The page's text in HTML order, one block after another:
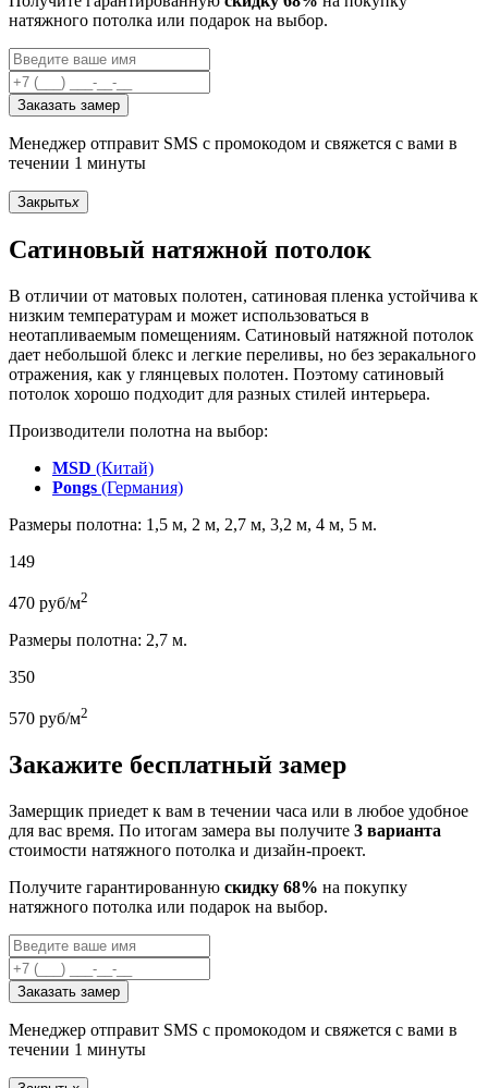
натяжного потолка или подарок на выбор.
Заказать замер
Менеджер отправит SMS с промокодом и свяжется с вами в
течении 1 минуты
Закрытьx
Сатиновый натяжной потолок
В отличии от матовых полотен, сатиновая пленка устойчива к
низким температурам и может использоваться в
неотапливаемым помещениям. Сатиновый натяжной потолок
дает небольшой блекс и легкие переливы, но без зеракального
отражения, как у глянцевых полотен. Поэтому сатиновый
потолок хорошо подходит для разных стилей интерьера.
Производители полотна на выбор:
MSD (Китай)
Pongs (Германия)
Размеры полотна: 1,5 м, 2 м, 2,7 м, 3,2 м, 4 м, 5 м.
149
470 руб/м2
Размеры полотна: 2,7 м.
350
570 руб/м2
Закажите бесплатный замер
Замерщик приедет к вам в течении часа или в любое удобное
для вас время. По итогам замера вы получите 3 варианта
стоимости натяжного потолка и дизайн-проект.
Получите гарантированную скидку 68% на покупку
натяжного потолка или подарок на выбор.
Заказать замер
Менеджер отправит SMS с промокодом и свяжется с вами в
течении 1 минуты